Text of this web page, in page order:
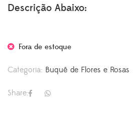
Descrição Abaixo:
Fora de estoque
Categoria: Buquê de Flores e Rosas
Share: